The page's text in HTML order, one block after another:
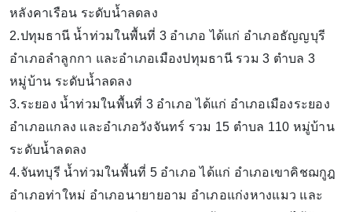
หลังคาเรือน ระดับน้ำลดลง
2.ปทุมธานี น้ำท่วมในพื้นที่ 3 อำเภอ ได้แก่ อำเภอธัญญบุรี
อำเภอลำลูกกา และอำเภอเมืองปทุมธานี รวม 3 ตำบล 3
หมู่บ้าน ระดับน้ำลดลง
3.ระยอง น้ำท่วมในพื้นที่ 3 อำเภอ ได้แก่ อำเภอเมืองระยอง
อำเภอแกลง และอำเภอวังจันทร์ รวม 15 ตำบล 110 หมู่บ้าน
ระดับน้ำลดลง
4.จันทบุรี น้ำท่วมในพื้นที่ 5 อำเภอ ได้แก่ อำเภอเขาคิชฌกูฎ
อำเภอท่าใหม่ อำเภอนายายอาม อำเภอแก่งหางแมว และ